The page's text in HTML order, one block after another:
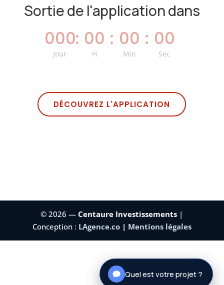
Sortie de l'application dans
000
Jour
: 00
H
: 00
Min
: 00
Sec
DÉCOUVREZ L'APPLICATION
© 2026 —Centaure Investissements |
Conception : LAgence.co | Mentions légales
Quel est votre projet ?